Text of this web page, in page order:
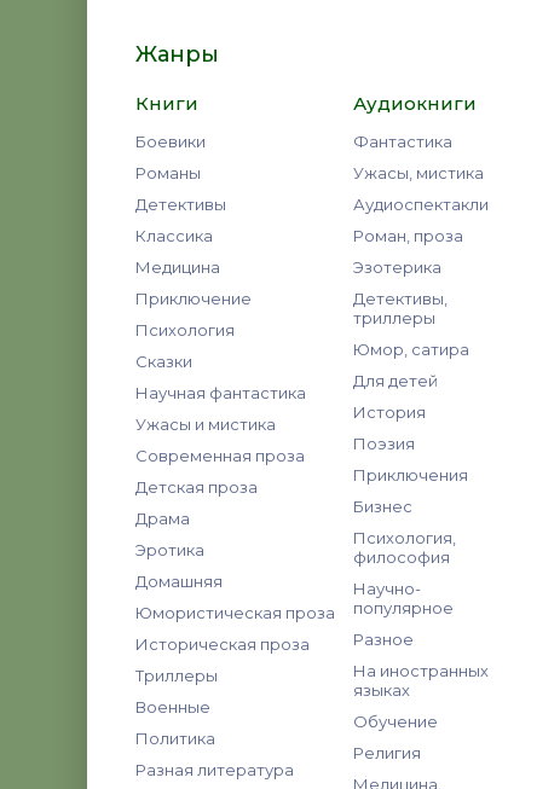
Жанры
Книги
Боевики
Романы
Детективы
Классика
Медицина
Приключение
Психология
Сказки
Научная фантастика
Ужасы и мистика
Современная проза
Детская проза
Драма
Эротика
Домашняя
Юмористическая проза
Историческая проза
Триллеры
Военные
Политика
Разная литература
Аудиокниги
Фантастика
Ужасы, мистика
Аудиоспектакли
Роман, проза
Эзотерика
Детективы,
триллеры
Юмор, сатира
Для детей
История
Поэзия
Приключения
Бизнес
Психология,
философия
Научно-
популярное
Разное
На иностранных
языках
Обучение
Религия
Медицина,